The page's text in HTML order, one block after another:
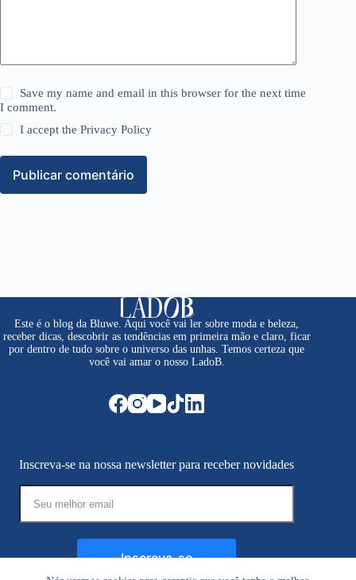
Save my name and email in this browser for the next time
I comment.
I accept thePrivacy Policy
Publicar comentário
Este é o blog da Bluwe. Aqui você vai ler sobre moda e beleza,
receber dicas, descobrir as tendências em primeira mão e claro, ficar
por dentro de tudo sobre o universo das unhas. Temos certeza que
você vai amar o nosso LadoB.
Inscreva-se na nossa newsletter para receber novidades
Inscreva-se